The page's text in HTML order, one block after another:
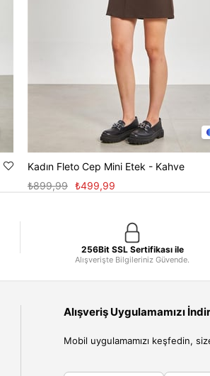
Kadın Fleto Cep Mini Etek - Kahve
₺499,99
₺899,99
256Bit SSL Sertifikası ile
Alışverişte Bilgileriniz Güvende.
Alışveriş Uygulamamızı
Mobil uygulamamızı keşfedin,